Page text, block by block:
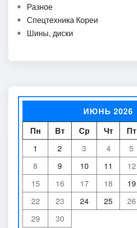
Разное
Спецтехника Кореи
Шины, диски
ИЮНЬ 2026
Пн
Вт Ср Чт Пт
1
2 3 4 5
8
9 10 11 12
15
16 17 18 19
22
23 24 25 26
29
30